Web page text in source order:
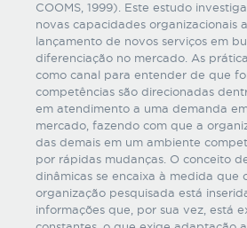
COOMS, 1999). Este estudo
novas capacidades organizacionais
lançamento de novos serviços em
diferenciação no mercado. As
como canal para entender de que
competências são direcionadas
em atendimento a uma demanda
mercado, fazendo com que a
das demais em um ambiente
por rápidas mudanças. O conceito
dinâmicas se encaixa à medida que
organização pesquisada está
informações que, por sua vez, está